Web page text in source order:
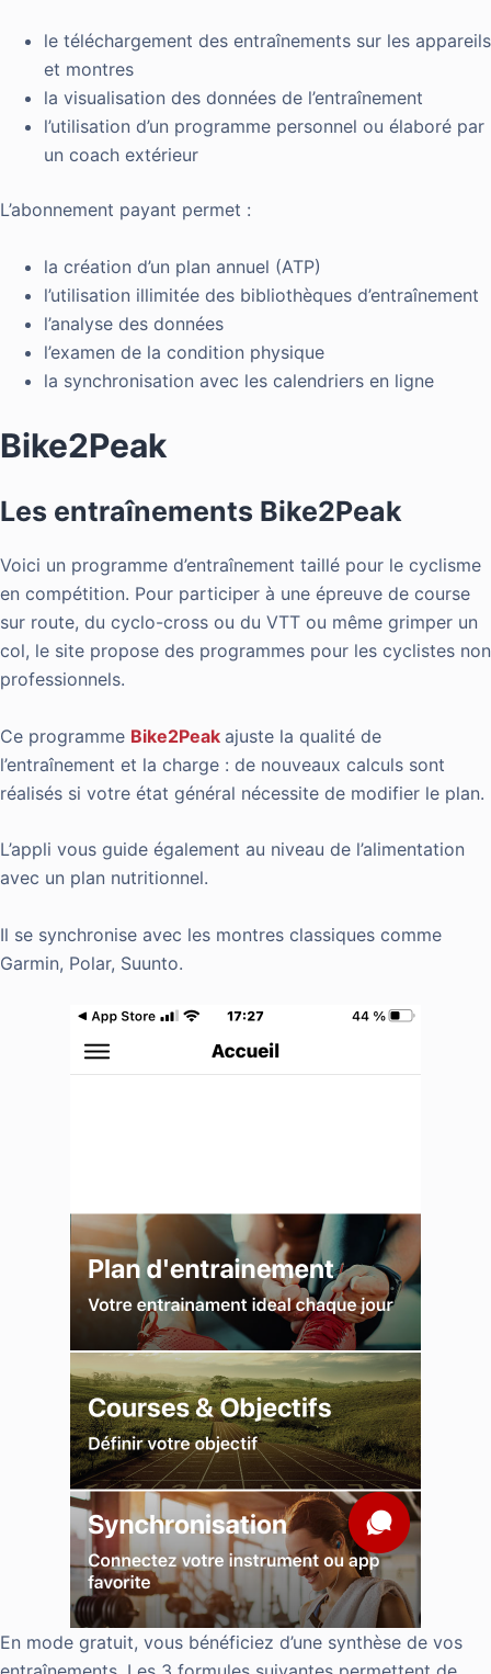
le téléchargement des entraînements sur les appareils
et montres
la visualisation des données de l’entraînement
l’utilisation d’un programme personnel ou élaboré par
un coach extérieur
L’abonnement payant permet :
la création d’un plan annuel (ATP)
l’utilisation illimitée des bibliothèques d’entraînement
l’analyse des données
l’examen de la condition physique
la synchronisation avec les calendriers en ligne
Bike2Peak
Les entraînements Bike2Peak
Voici un programme d’entraînement taillé pour le cyclisme
en compétition. Pour participer à une épreuve de course
sur route, du cyclo-cross ou du VTT ou même grimper un
col, le site propose des programmes pour les cyclistes non
professionnels.
Ce programme Bike2Peak ajuste la qualité de
l’entraînement et la charge : de nouveaux calculs sont
réalisés si votre état général nécessite de modifier le plan.
L’appli vous guide également au niveau de l’alimentation
avec un plan nutritionnel.
Il se synchronise avec les montres classiques comme
Garmin, Polar, Suunto.
En mode gratuit, vous bénéficiez d’une synthèse de vos